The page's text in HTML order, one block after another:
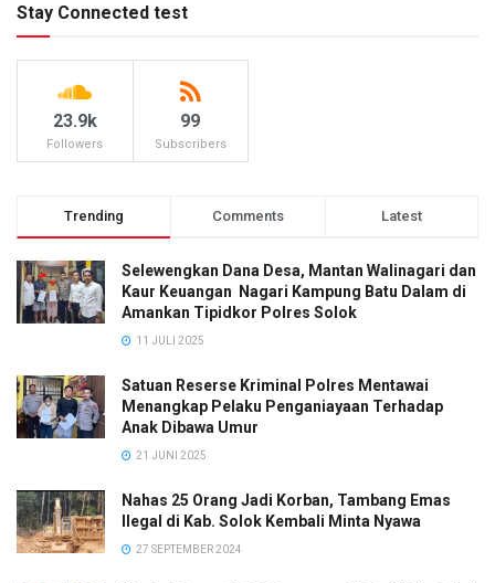
Stay Connected test
23.9k
Followers
99
Subscribers
Trending Comments Latest
Selewengkan Dana Desa, Mantan Walinagari dan
Kaur Keuangan Nagari Kampung Batu Dalam di
Amankan Tipidkor Polres Solok
11 JULI 2025
Satuan Reserse Kriminal Polres Mentawai
Menangkap Pelaku Penganiayaan Terhadap
Anak Dibawa Umur
21 JUNI 2025
Nahas 25 Orang Jadi Korban, Tambang Emas
Ilegal di Kab. Solok Kembali Minta Nyawa
27 SEPTEMBER 2024